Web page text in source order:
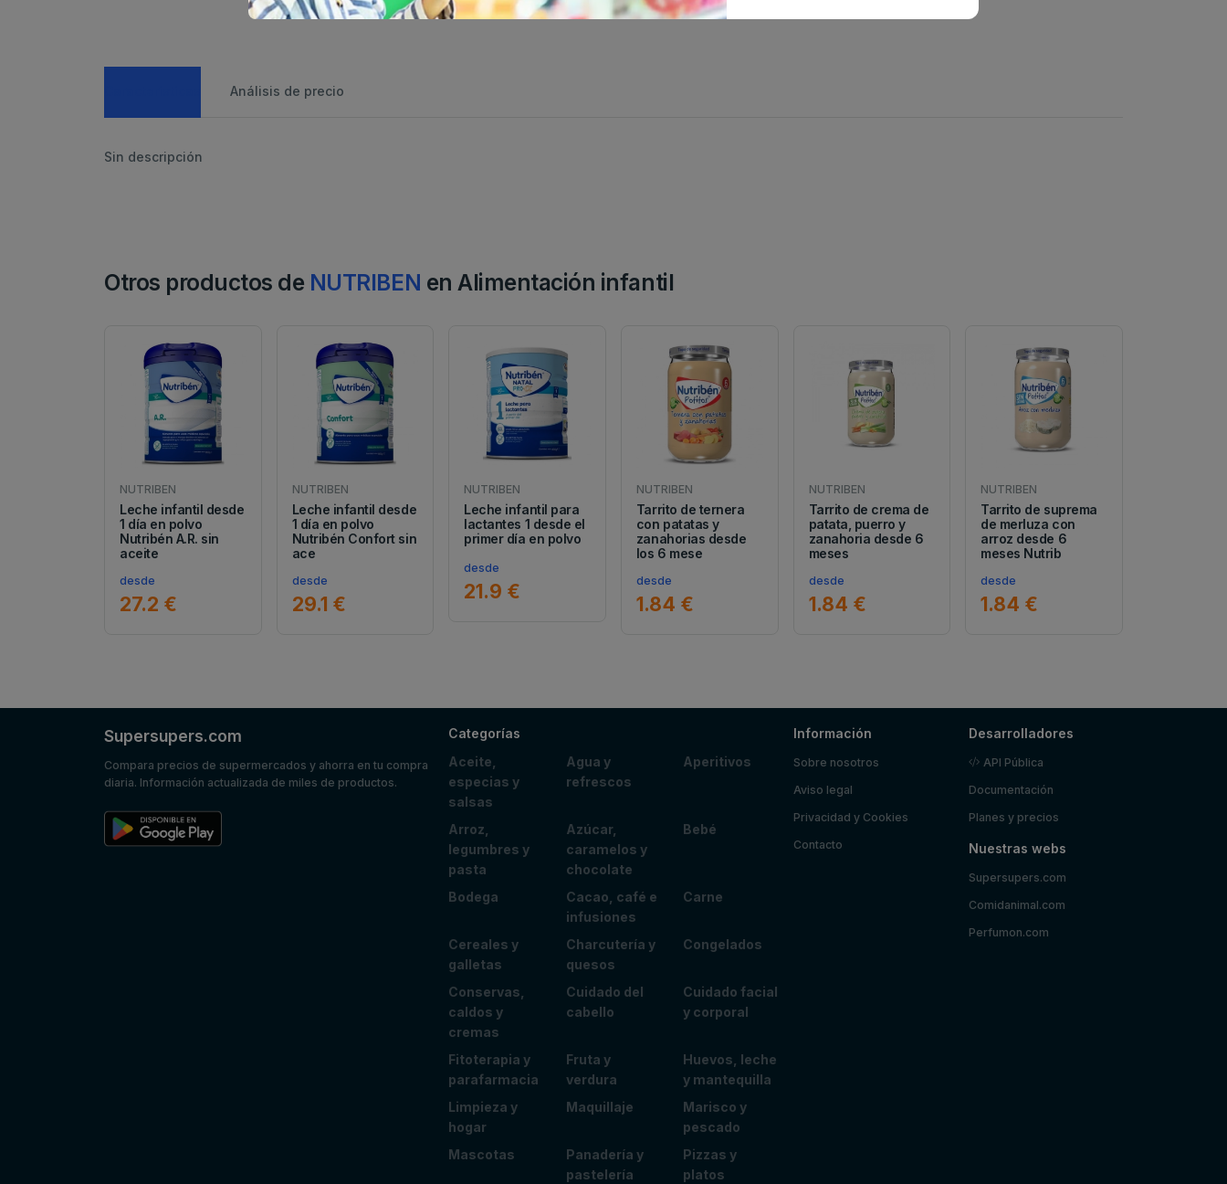
Análisis de precio
Sin descripción
Otros productos de NUTRIBEN en Alimentación infantil
NUTRIBEN
Leche infantil desde
1 día en polvo
Nutribén A.R. sin
aceite
desde
27.2 €
NUTRIBEN
Leche infantil desde
1 día en polvo
Nutribén Confort sin
ace
desde
29.1 €
NUTRIBEN
Leche infantil para
lactantes 1 desde el
primer día en polvo
desde
21.9 €
NUTRIBEN
Tarrito de ternera
con patatas y
zanahorias desde
los 6 mese
desde
1.84 €
NUTRIBEN
Tarrito de crema de
patata, puerro y
zanahoria desde 6
meses
desde
1.84 €
NUTRIBEN
Tarrito de suprema
de merluza con
arroz desde 6
meses Nutrib
desde
1.84 €
Supersupers.com
Compara precios de supermercados y ahorra en tu compra
diaria. Información actualizada de miles de productos.
Categorías
Aceite,
especias y
salsas
Agua y
refrescos
Aperitivos
Arroz,
legumbres y
pasta
Azúcar,
caramelos y
chocolate
Bebé
Bodega
Cacao, café e
infusiones
Carne
Cereales y
galletas
Charcutería y
quesos
Congelados
Conservas,
caldos y
cremas
Cuidado del
cabello
Cuidado facial
y corporal
Fitoterapia y
parafarmacia
Fruta y
verdura
Huevos, leche
y mantequilla
Limpieza y
hogar
Maquillaje
Marisco y
pescado
Mascotas
Panadería y
pastelería
Pizzas y
platos
Información
Sobre nosotros
Aviso legal
Privacidad y Cookies
Contacto
Desarrolladores
API Pública
Documentación
Planes y precios
Nuestras webs
Supersupers.com
Comidanimal.com
Perfumon.com